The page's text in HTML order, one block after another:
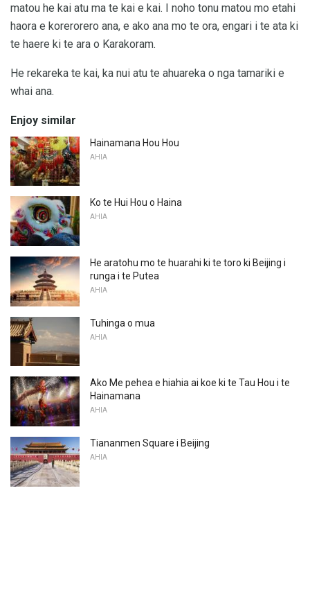
matou he kai atu ma te kai e kai. I noho tonu matou mo etahi
haora e korerorero ana, e ako ana mo te ora, engari i te ata ki
te haere ki te ara o Karakoram.
He rekareka te kai, ka nui atu te ahuareka o nga tamariki e
whai ana.
Enjoy similar
Hainamana Hou Hou
AHIA
Ko te Hui Hou o Haina
AHIA
He aratohu mo te huarahi ki te toro ki Beijing i
runga i te Putea
AHIA
Tuhinga o mua
AHIA
Ako Me pehea e hiahia ai koe ki te Tau Hou i te
Hainamana
AHIA
Tiananmen Square i Beijing
AHIA